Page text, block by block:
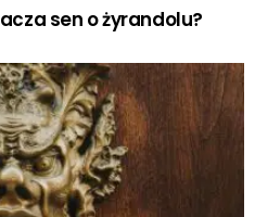
sen o żyrandolu?